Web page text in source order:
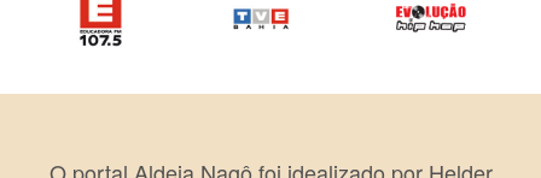
O portal Aldeia Nagô foi idealizado por Helder